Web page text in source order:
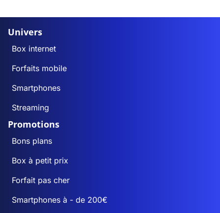
Univers
Box internet
Forfaits mobile
Smartphones
Streaming
Promotions
Bons plans
Box à petit prix
Forfait pas cher
Smartphones à - de 200€